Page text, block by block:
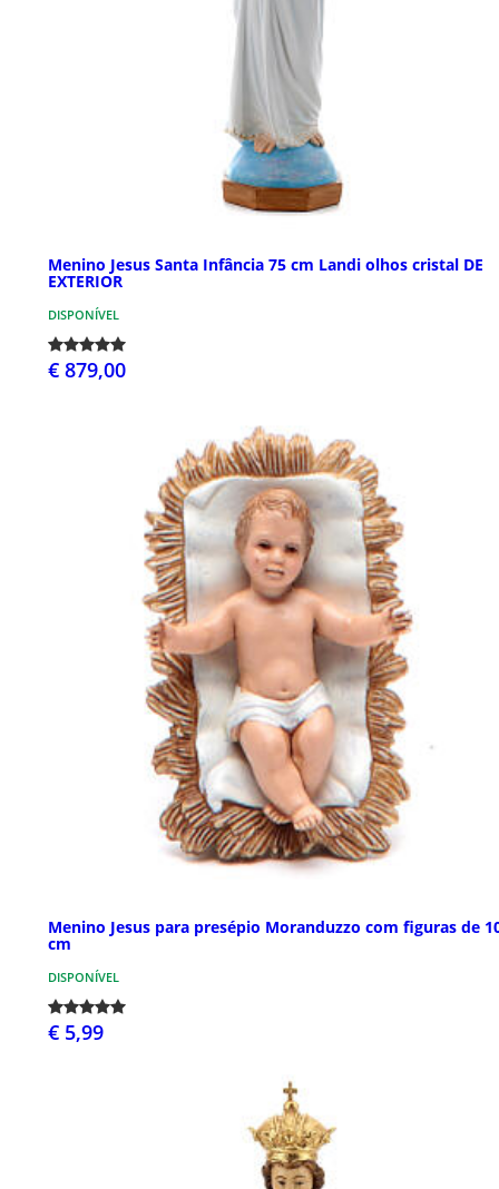
Menino Jesus Santa Infância 75 cm Landi olhos cristal DE
EXTERIOR
DISPONÍVEL
€ 879,00
Menino Jesus para presépio Moranduzzo com figuras de
cm
DISPONÍVEL
€ 5,99